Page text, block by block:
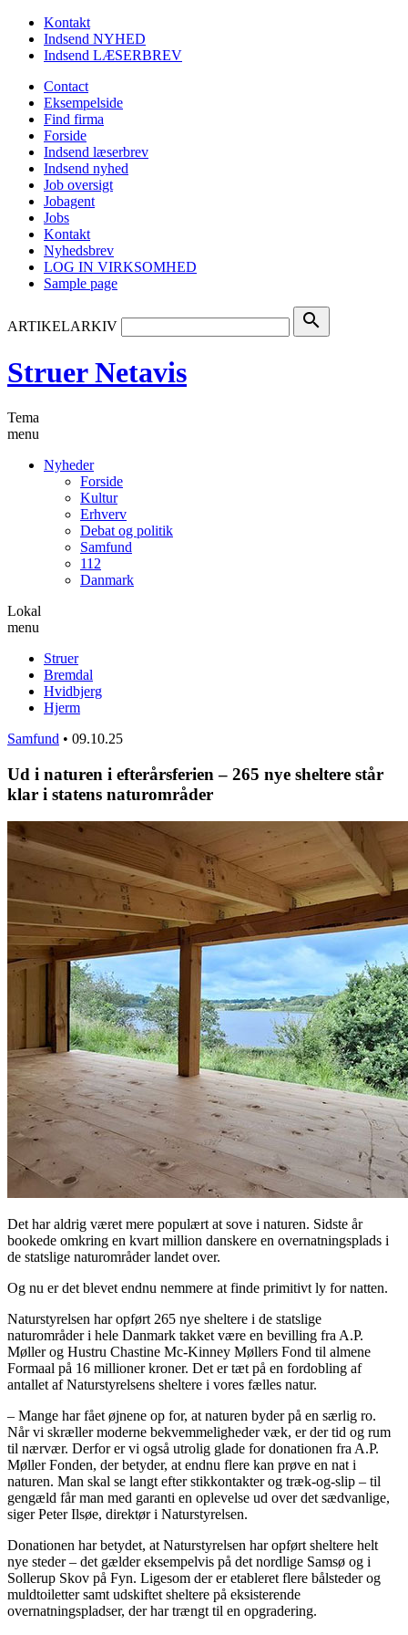
Kontakt
Indsend NYHED
Indsend LÆSERBREV
Contact
Eksempelside
Find firma
Forside
Indsend læserbrev
Indsend nyhed
Job oversigt
Jobagent
Jobs
Kontakt
Nyhedsbrev
LOG IN VIRKSOMHED
Sample page
ARTIKELARKIV search
Struer Netavis
Tema
menu
Nyheder
Forside
Kultur
Erhverv
Debat og politik
Samfund
112
Danmark
Lokal
menu
Struer
Bremdal
Hvidbjerg
Hjerm
Samfund • 09.10.25
Ud i naturen i efterårsferien – 265 nye sheltere står
klar i statens naturområder
Det har aldrig været mere populært at sove i naturen. Sidste år
bookede omkring en kvart million danskere en overnatningsplads i
de statslige naturområder landet over.
Og nu er det blevet endnu nemmere at finde primitivt ly for natten.
Naturstyrelsen har opført 265 nye sheltere i de statslige
naturområder i hele Danmark takket være en bevilling fra A.P.
Møller og Hustru Chastine Mc-Kinney Møllers Fond til almene
Formaal på 16 millioner kroner. Det er tæt på en fordobling af
antallet af Naturstyrelsens sheltere i vores fælles natur.
– Mange har fået øjnene op for, at naturen byder på en særlig ro.
Når vi skræller moderne bekvemmeligheder væk, er der tid og rum
til nærvær. Derfor er vi også utrolig glade for donationen fra A.P.
Møller Fonden, der betyder, at endnu flere kan prøve en nat i
naturen. Man skal se langt efter stikkontakter og træk-og-slip – til
gengæld får man med garanti en oplevelse ud over det sædvanlige,
siger Peter Ilsøe, direktør i Naturstyrelsen.
Donationen har betydet, at Naturstyrelsen har opført sheltere helt
nye steder – det gælder eksempelvis på det nordlige Samsø og i
Sollerup Skov på Fyn. Ligesom der er etableret flere bålsteder og
muldtoiletter samt udskiftet sheltere på eksisterende
overnatningspladser, der har trængt til en opgradering.